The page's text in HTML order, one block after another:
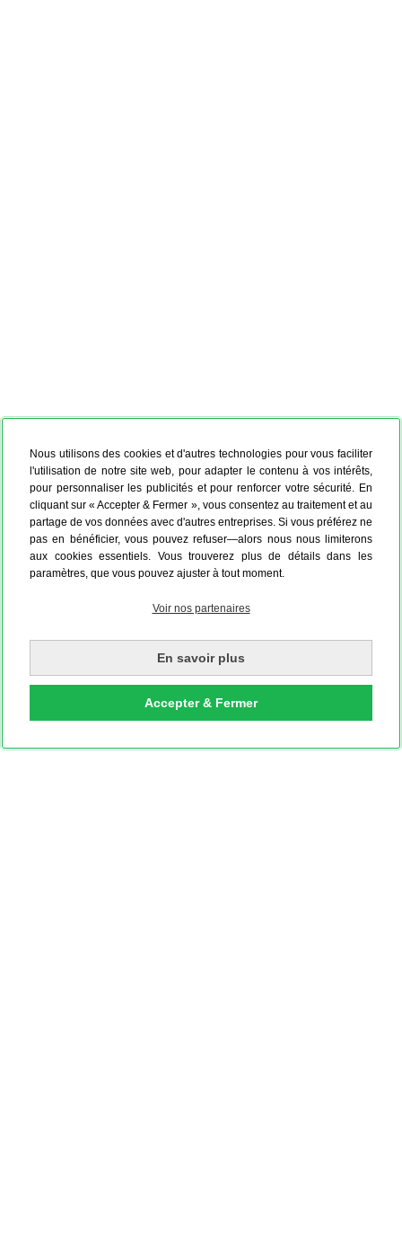
Nous utilisons des cookies et d'autres technologies pour vous faciliter
l'utilisation de notre site web, pour adapter le contenu à vos intérêts,
pour personnaliser les publicités et pour renforcer votre sécurité. En
cliquant sur « Accepter & Fermer », vous consentez au traitement et au
partage de vos données avec d'autres entreprises. Si vous préférez ne
pas en bénéficier, vous pouvez refuser—alors nous nous limiterons
aux cookies essentiels. Vous trouverez plus de détails dans les
paramètres, que vous pouvez ajuster à tout moment.
Voir nos partenaires
En savoir plus
Accepter & Fermer